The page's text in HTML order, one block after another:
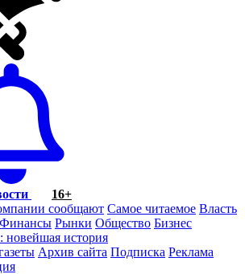
16+
сообщают Самое читаемое Власть
Финансы Рынки Общество Бизнес
новейшая история
Архив сайта Подписка Реклама